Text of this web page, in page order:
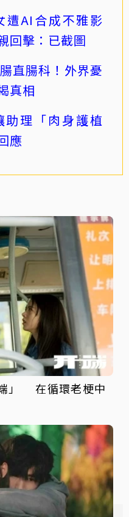
遭AI合成不雅影
回擊：已截圖
直腸科！外界憂
真相
助理「肉身護植
應
」 在循環老梗中